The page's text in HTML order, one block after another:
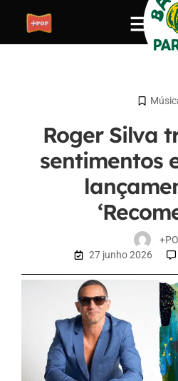
Roger Silva
sentimentos
27 junho 2026